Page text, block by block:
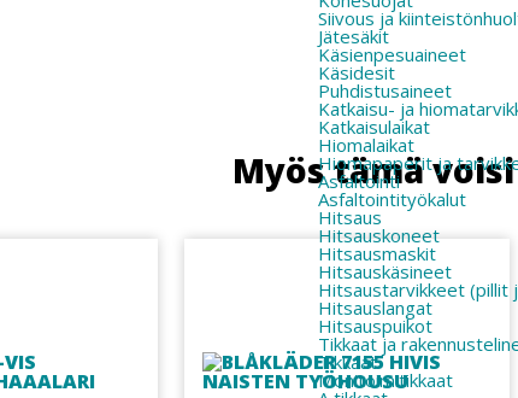
Siivous ja
Jätesäkit
Käsienpesuaineet
Käsidesit
Puhdistusaineet
Katkaisu- ja
Katkaisulaikat
Hiomalaikat
Hiomapaperit ja
Asfaltointi
Asfaltointityökalut
Hitsaus
Hitsauskoneet
Hitsausmaskit
Hitsauskäsineet
Hitsaustarvikkeet (pillit
Hitsauslangat
Hitsauspuikot
Tikkaat ja
Tikkaat
Monitoimitikkaat
Myös tämä